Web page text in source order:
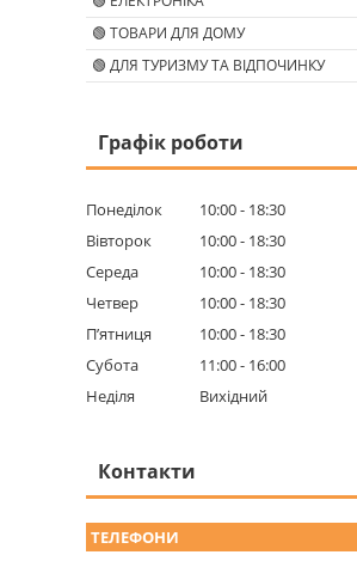
🟢 ТОВАРИ ДЛЯ ДОМУ
🟢 ДЛЯ ТУРИЗМУ ТА ВІДПОЧИНКУ
Графік роботи
Понеділок 10:00
18:30
Вівторок
10:00
18:30
Середа
10:00
18:30
Четвер
10:00
18:30
Пʼятниця
10:00
18:30
Субота
11:00
16:00
Неділя
Вихідний
Контакти